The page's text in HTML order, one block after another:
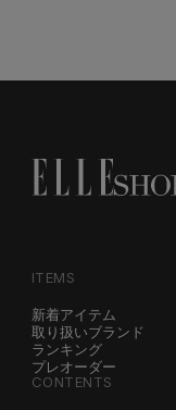
ITEMS
新着アイテム
取り扱いブランド
ランキング
プレオーダー
CONTENTS